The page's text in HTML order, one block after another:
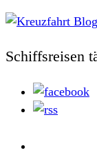
Schiffsreisen